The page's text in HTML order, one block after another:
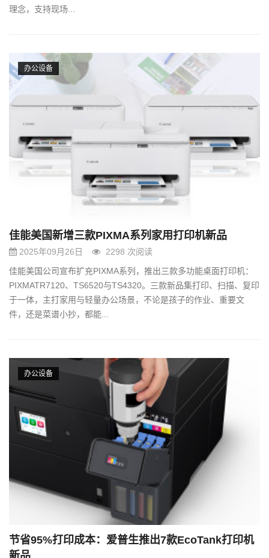
理念，支持现场...
办公设备
佳能美国新增三款PIXMA系列家用打印机新品
2025年09月26日
2298 次阅读
佳能美国公司宣布扩充PIXMA系列，推出三款多功能桌面打印机：
PIXMATR7120、TS6520与TS4320。三款新品集打印、扫描、复印
于一体，主打家用与轻量办公场景，不论是孩子的作业、重要文
件，还是菜谱小抄，都能...
办公设备
节省95%打印成本：爱普生推出7款EcoTank打印机